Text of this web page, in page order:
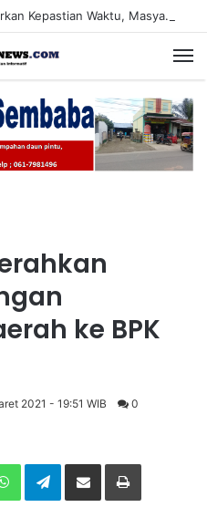
Pengukuran Terjadwal Hadirkan Kepastian Waktu, Masyarakat Tak Perlu Lama Menunggu Layanan Pertanahan
ke BPK
2021 - 19:51 WIB 0
WhatsApp Telegram